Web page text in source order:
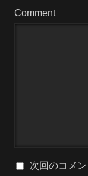
Comment
次回のコメ